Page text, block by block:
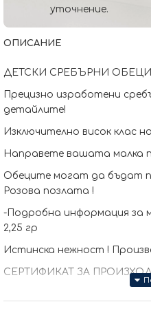
уточнение.
ОПИСАНИЕ
ДЕТСКИ СРЕБЪРНИ ОБЕЦИ
Прецизно изработени
детайлите!
Изключително висок клас
Направете вашата малка
Обеците могат да бъдат
Розова позлата !
-Подробна информация за
2,25 гр
Истинска нежност !
СЕРТИФИКАТ ЗА